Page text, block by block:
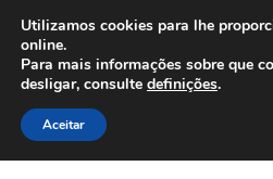
ENVIO a partir
Seg-Sex, das 9h às
Ir
para
a
Saltar
para
o
Utilizamos cookies para lhe
online.
Para mais informações sobre que
desligar, consulte definições.
Aceitar